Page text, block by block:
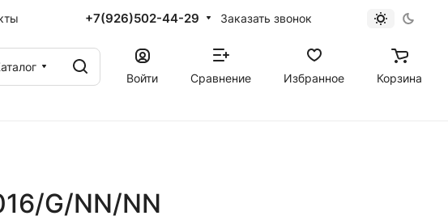
+7(926)502-44-29 Заказать звонок
Войти
Сравнение Избранное Корзина
G/NN/NN